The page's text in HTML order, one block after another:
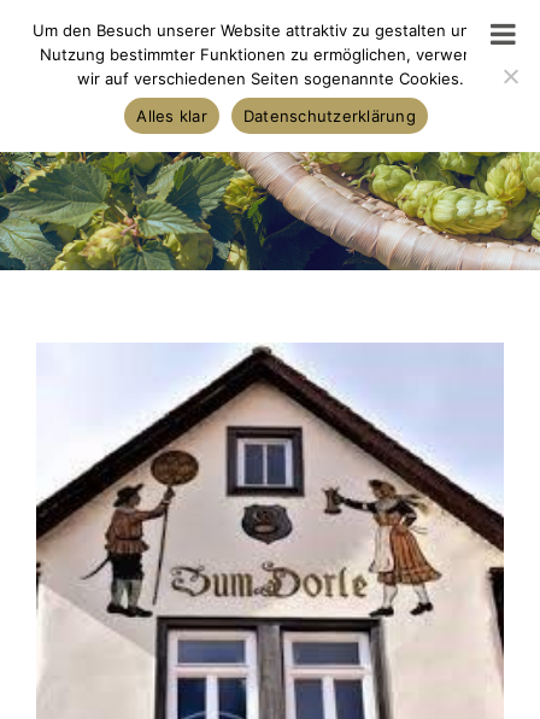
SkipUm den Besuch unserer Website attraktiv zu gestalten und die
Nutzung bestimmter Funktionen zu ermöglichen, verwenden
wir auf verschiedenen Seiten sogenannte Cookies.
Alles klar
Datenschutzerklärung